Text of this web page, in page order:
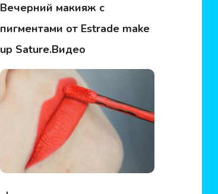
Вечерний макияж с
пигментами от Estrade make
up Sature.Видео